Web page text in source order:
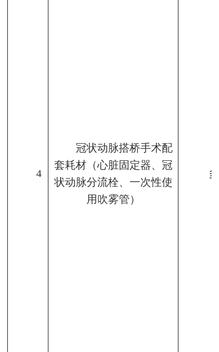
4
冠状动脉搭桥手术配
套耗材（心脏固定器、冠
状动脉分流栓、一次性使
用吹雾管）